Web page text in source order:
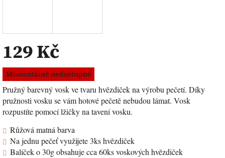
129 Kč
Měrná
cena:
Momentálně nedostupné
Pružný barevný vosk ve tvaru hvězdiček na výrobu pečetí. Díky
pružnosti vosku se vám hotové pečetě nebudou lámat. Vosk
rozpustíte pomocí lžičky na tavení vosku.
Růžová matná barva
Na jednu pečeť využijete 3ks hvězdiček
Balíček o 30g obsahuje cca 60ks voskových hvězdiček